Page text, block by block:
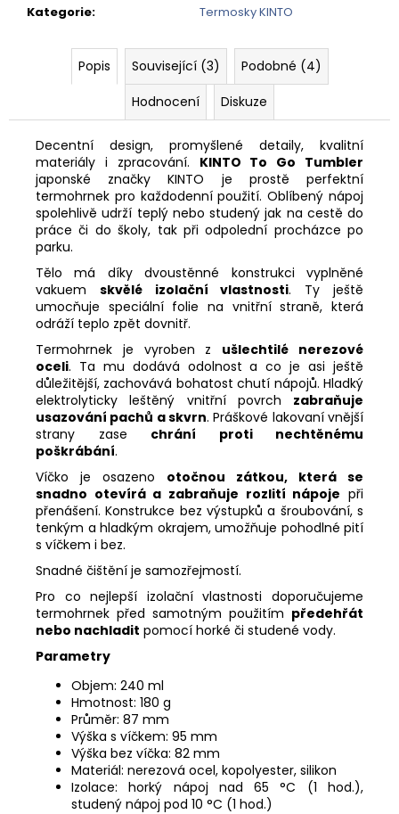
Kategorie: Termosky KINTO
Popis Související (3)
Podobné (4)
Hodnocení
Diskuze
Decentní design, promyšlené detaily, kvalitní
materiály i zpracování. KINTO To Go Tumbler
japonské značky KINTO je prostě perfektní
termohrnek pro každodenní použití. Oblíbený nápoj
spolehlivě udrží teplý nebo studený jak na cestě do
práce či do školy, tak při odpolední procházce po
parku.
Tělo má díky dvoustěnné konstrukci vyplněné
vakuem skvělé izolační vlastnosti. Ty ještě
umocňuje speciální folie na vnitřní straně, která
odráží teplo zpět dovnitř.
Termohrnek je vyroben z ušlechtilé nerezové
oceli. Ta mu dodává odolnost a co je asi ještě
důležitější, zachovává bohatost chutí nápojů. Hladký
elektrolyticky leštěný vnitřní povrch zabraňuje
usazování pachů a skvrn. Práškové lakovaní vnější
strany zase chrání proti nechtěnému
poškrábání.
Víčko je osazeno otočnou zátkou, která se
snadno otevírá a zabraňuje rozlití nápoje při
přenášení. Konstrukce bez výstupků a šroubování, s
tenkým a hladkým okrajem, umožňuje pohodlné pití
s víčkem i bez.
Snadné čištění je samozřejmostí.
Pro co nejlepší izolační vlastnosti doporučujeme
termohrnek před samotným použitím předehřát
nebo nachladit pomocí horké či studené vody.
Parametry
Objem: 240 ml
Hmotnost: 180 g
Průměr: 87 mm
Výška s víčkem: 95 mm
Výška bez víčka: 82 mm
Materiál: nerezová ocel, kopolyester, silikon
Izolace: horký nápoj nad 65 °C (1 hod.),
studený nápoj pod 10 °C (1 hod.)